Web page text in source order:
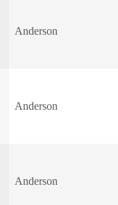
Anderson
Anderson
Anderson